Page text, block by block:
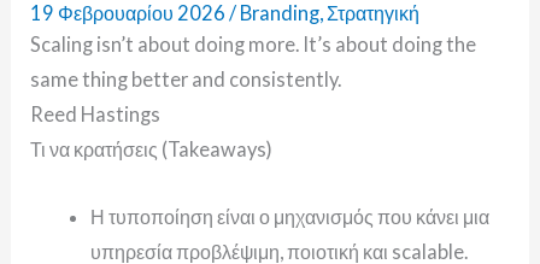
19 Φεβρουαρίου 2026/ Branding, Στρατηγική
Scaling isn’t about doing more. It’s about doing the
same thing better and consistently.
Reed Hastings
Τι να κρατήσεις (Takeaways)
Η τυποποίηση είναι ο μηχανισμός που κάνει μια
υπηρεσία προβλέψιμη, ποιοτική και scalable.